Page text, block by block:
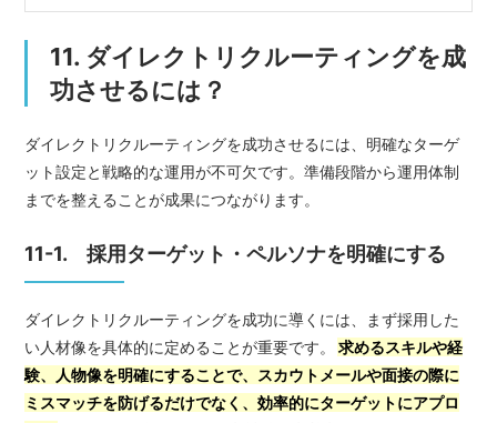
11. ダイレクトリクルーティングを成
功させるには？
ダイレクトリクルーティングを成功させるには、明確なターゲ
ット設定と戦略的な運用が不可欠です。準備段階から運用体制
までを整えることが成果につながります。
11-1. 採用ターゲット・ペルソナを明確にする
ダイレクトリクルーティングを成功に導くには、まず採用した
い人材像を具体的に定めることが重要です。
求めるスキルや経
験、人物像を明確にすることで、スカウトメールや面接の際に
ミスマッチを防げるだけでなく、効率的にターゲットにアプロ